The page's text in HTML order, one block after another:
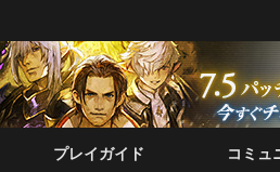
プレイガイド コミュ